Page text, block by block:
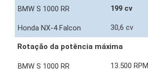
199 cv
30,6 cv
Rotação da potência máxima
13.500 RPM